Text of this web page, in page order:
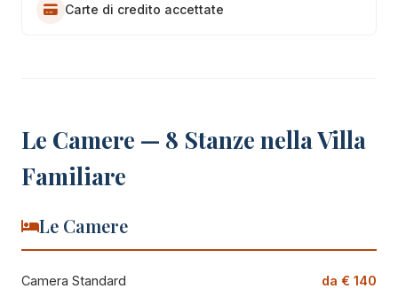
Carte di credito accettate
Le Camere — 8 Stanze nella Villa
Familiare
Le Camere
Camera Standard da € 140